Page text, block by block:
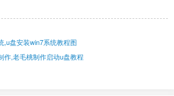
,u盘安装win7系统教程图
作,老毛桃制作启动u盘教程